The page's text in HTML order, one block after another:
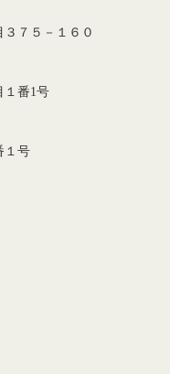
７５－１６０
１番1号
１号